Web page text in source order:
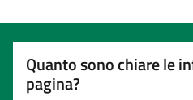
Quanto sono chiare le
pagina?